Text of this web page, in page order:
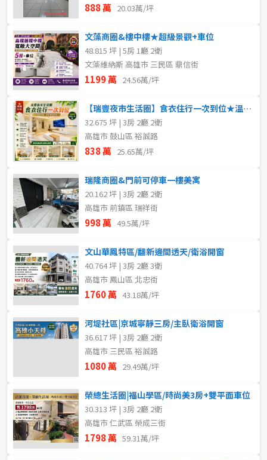
888 萬 20.03萬/坪
文藻商圈&樓中樓★超級景觀+車位
48.815 坪 | 5房 1廳 2衛
文藻維納斯 高雄市 三民區 鼎信街
1199 萬 24.56萬/坪
【瑞豐夜市生活圈】食衣住行一次到位★溫馨美寓
32.675 坪 | 3房 2廳 2衛
高雄市 鼓山區 裕誠路
838 萬 25.65萬/坪
瑞隆商圈&門前可停車一樓美寓
20.162 坪 | 3房 2廳 2衛
高雄市 前鎮區 瑞祥街
998 萬 49.5萬/坪
文山華鳳特區/翻新邊間透天/衛浴開窗
40.764 坪 | 3房 2廳 3衛
高雄市 鳳山區 北忠街
1760 萬 43.18萬/坪
河堤社區|京城寧靜三房/主臥衛浴開窗
36.617 坪 | 3房 2廳 2衛
高雄市 三民區 裕誠路
1080 萬 29.49萬/坪
榮總生活圈|福山學區/時尚美3房+雙平面車位
30.313 坪 | 3房 2廳 2衛
高雄市 仁武區 榮成三街
1798 萬 59.31萬/坪